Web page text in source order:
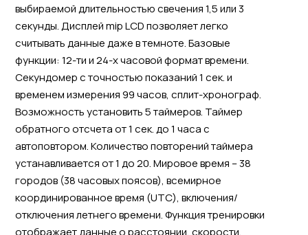
выбираемой длительностью свечения 1,5 или 3
секунды. Дисплей mip LCD позволяет легко
считывать данные даже в темноте. Базовые
функции: 12-ти и 24-х часовой формат времени.
Секундомер с точностью показаний 1 сек. и
временем измерения 99 часов, сплит-хронограф.
Возможность установить 5 таймеров. Таймер
обратного отсчета от 1 сек. до 1 часа с
автоповтором. Количество повторений таймера
устанавливается от 1 до 20. Мировое время – 38
городов (38 часовых поясов), всемирное
координированное время (UTC), включения/
отключения летнего времени. Функция тренировки
отображает данные о расстоянии, скорости,